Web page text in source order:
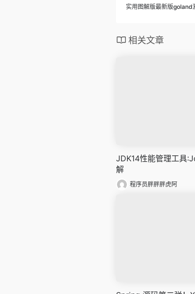
实用图解版最新版goland
相关文章
JDK14性能管理工具
解
程序员胖胖胖虎阿